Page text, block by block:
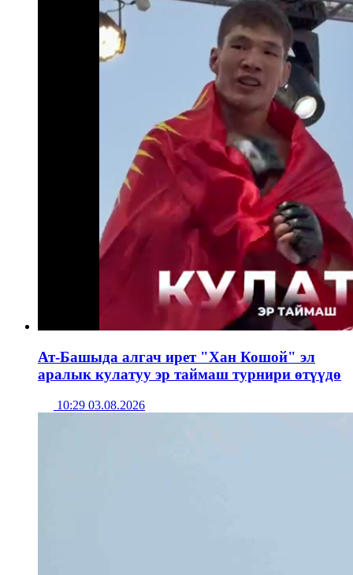
Ат-Башыда алгач ирет "Хан Кошой" эл
аралык кулатуу эр таймаш турнири өтүүдө
10:29 03.08.2026